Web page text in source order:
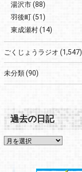
湯沢市(88)
羽後町(51)
東成瀬村(14)
ごくじょうラジオ (1,547)
未分類(90)
過去の日記